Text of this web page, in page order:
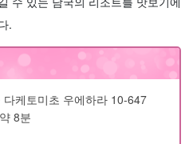
.
케토미초 우에하라 10-647
8분